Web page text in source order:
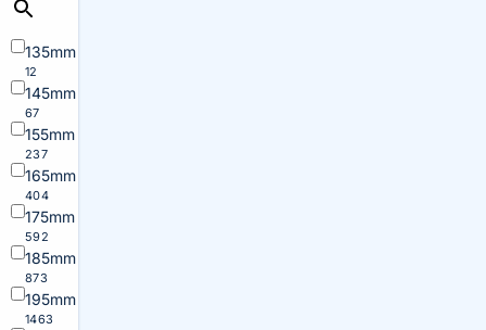
135mm
12
145mm
67
155mm
237
165mm
404
175mm
592
185mm
873
195mm
1463